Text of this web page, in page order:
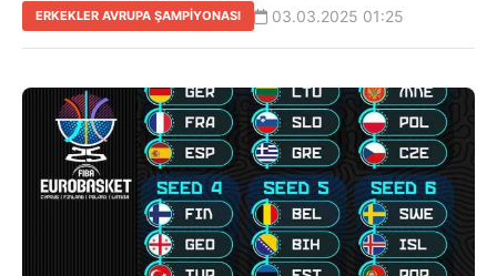
ERKEKLER AVRUPA ŞAMPİYONASI 03.03.2025 01:25